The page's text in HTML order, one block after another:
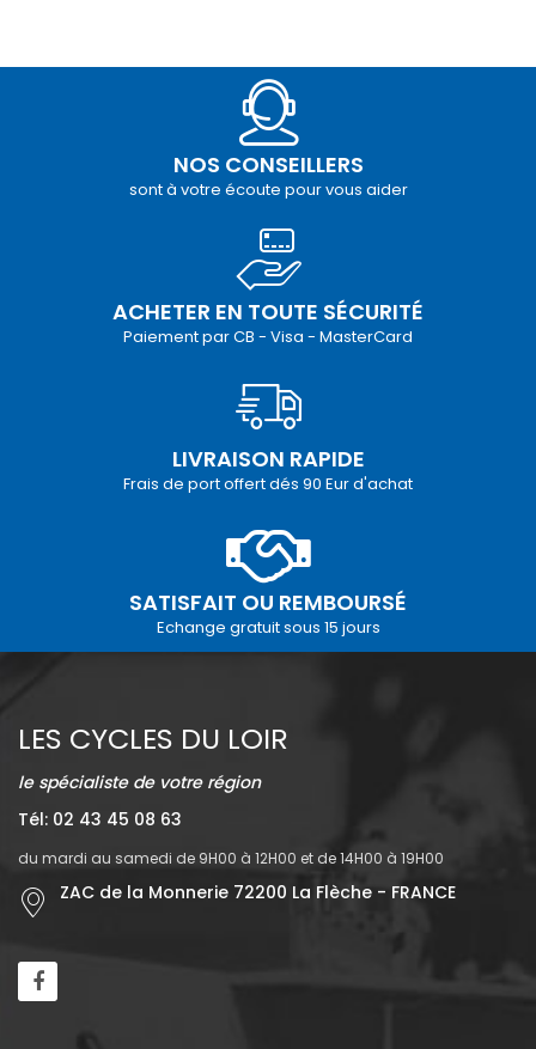
NOS CONSEILLERS
sont à votre écoute pour vous aider
ACHETER EN TOUTE SÉCURITÉ
Paiement par CB - Visa - MasterCard
LIVRAISON RAPIDE
Frais de port offert dés 90 Eur d'achat
SATISFAIT OU REMBOURSÉ
Echange gratuit sous 15 jours
LES CYCLES DU LOIR
le spécialiste de votre région
Tél: 02 43 45 08 63
du mardi au samedi de 9H00 à 12H00 et de 14H00 à 19H00
ZAC de la Monnerie 72200 La Flèche - FRANCE